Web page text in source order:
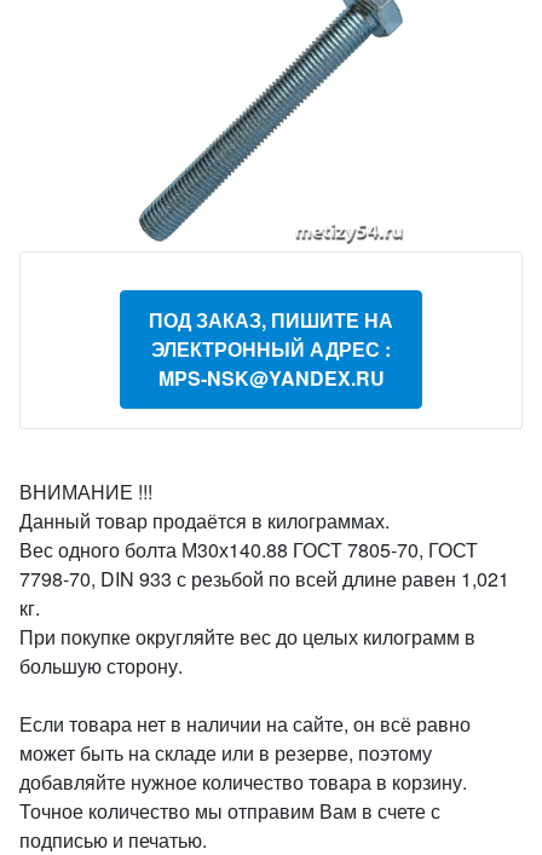
ПОД ЗАКАЗ, ПИШИТЕ НА
ЭЛЕКТРОННЫЙ АДРЕС :
MPS-NSK@YANDEX.RU
ВНИМАНИЕ !!!
Данный товар продаётся в килограммах.
Вес одного болта М30х140.88 ГОСТ 7805-70, ГОСТ
7798-70, DIN 933 с резьбой по всей длине равен 1,021
кг.
При покупке округляйте вес до целых килограмм в
большую сторону.
Если товара нет в наличии на сайте, он всё равно
может быть на складе или в резерве, поэтому
добавляйте нужное количество товара в корзину.
Точное количество мы отправим Вам в счете с
подписью и печатью.